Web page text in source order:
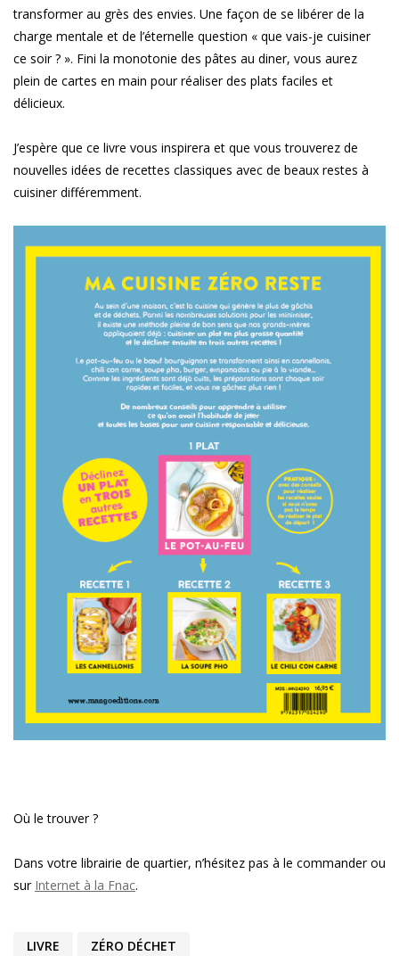
transformer au grès des envies. Une façon de se libérer de la
charge mentale et de l’éternelle question « que vais-je cuisiner
ce soir ? ». Fini la monotonie des pâtes au diner, vous aurez
plein de cartes en main pour réaliser des plats faciles et
délicieux.
J’espère que ce livre vous inspirera et que vous trouverez de
nouvelles idées de recettes classiques avec de beaux restes à
cuisiner différemment.
Où le trouver ?
Dans votre librairie de quartier, n’hésitez pas à le commander ou
sur Internet à la Fnac.
LIVRE ZÉRO DÉCHET